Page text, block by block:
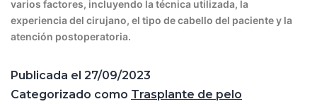
varios factores, incluyendo la técnica utilizada, la
experiencia del cirujano, el tipo de cabello del paciente y la
atención postoperatoria.
Publicada el 27/09/2023
Categorizado como Trasplante de pelo